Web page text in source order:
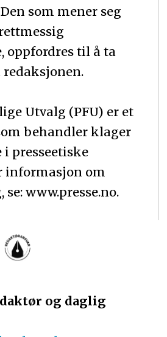
som mener seg
oppfordres til å ta
Utvalg (PFU) er et
behandler klager
presseetiske
informasjon om
www.presse.no.
og daglig